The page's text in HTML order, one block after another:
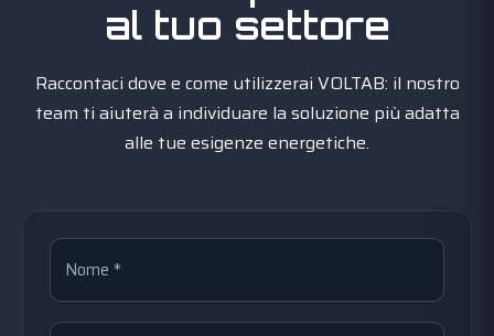
al tuo settore
Raccontaci dove e come utilizzerai VOLTAB: il nostro
team ti aiuterà a individuare la soluzione più adatta
alle tue esigenze energetiche.
Nome *